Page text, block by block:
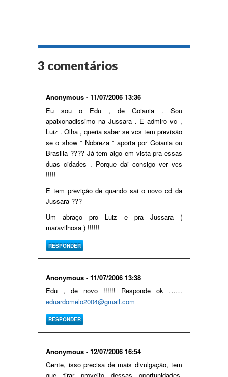
3 comentários
Anonymous - 11/07/2006 13:36
Eu sou o Edu , de Goiania . Sou
apaixonadissimo na Jussara . E admiro vc ,
Luiz . Olha , queria saber se vcs tem previsão
se o show ” Nobreza ” aporta por Goiania ou
Brasilia ???? Já tem algo em vista pra essas
duas cidades . Porque dai consigo ver vcs
!!!!!
E tem previção de quando sai o novo cd da
Jussara ???
Um abraço pro Luiz e pra Jussara (
maravilhosa ) !!!!!!
RESPONDER
Anonymous - 11/07/2006 13:38
Edu , de novo !!!!!! Responde ok ……
eduardomelo2004@gmail.com
RESPONDER
Anonymous - 12/07/2006 16:54
Gente, isso precisa de mais divulgação, tem